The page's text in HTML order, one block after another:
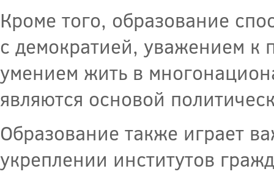
Кроме того, образование
с демократией, уважением к
умением жить в
являются основой
Образование также играет
укреплении институтов